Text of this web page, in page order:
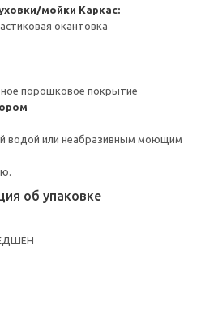
мойки Каркас:
окантовка
порошковое покрытие
водой или неабразивным моющим
об упаковке